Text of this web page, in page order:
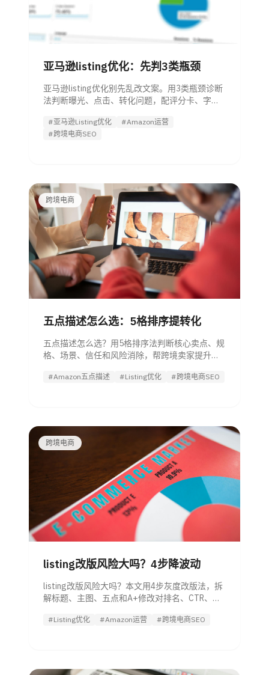
亚马逊listing优化：先判3类瓶颈
亚马逊listing优化别先乱改文案。用3类瓶颈诊断
法判断曝光、点击、转化问题，配评分卡、字段
#亚马逊Listing优化
#Amazon运营
#跨境电商SEO
跨境电商
五点描述怎么选：5格排序提转化
五点描述怎么选？用5格排序法判断核心卖点、规
格、场景、信任和风险消除，帮跨境卖家提升
#Amazon五点描述 #Listing优化 #跨境电商SEO
跨境电商
listing改版风险大吗？4步降波动
listing改版风险大吗？本文用4步灰度改版法，拆
解标题、主图、五点和A+修改对排名、CTR、转
#Listing优化 #Amazon运营 #跨境电商SEO